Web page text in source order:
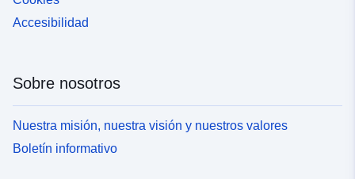
Accesibilidad
Sobre nosotros
Nuestra misión, nuestra visión y nuestros valores
Boletín informativo